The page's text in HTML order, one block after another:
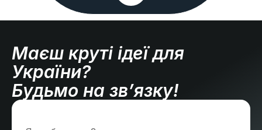
Маєш круті ідеї для
України?
Будьмо на зв’язку!